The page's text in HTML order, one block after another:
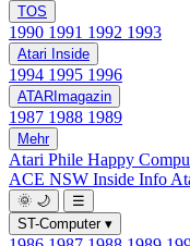
TOS
1990 1991 1992 1993
Atari Inside
1994 1995 1996
ATARImagazin
1987 1988 1989
Mehr
Atari Phile Happy
ACE NSW Inside Info
🌞 🌙
☰
ST-Computer ▾